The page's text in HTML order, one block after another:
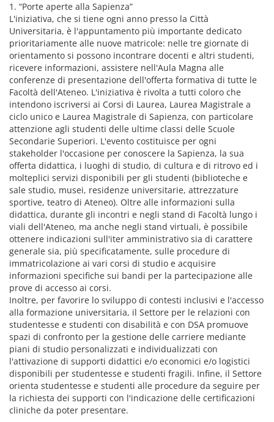
1. “Porte aperte alla Sapienza”
L'iniziativa, che si tiene ogni anno presso la Città
Universitaria, è l'appuntamento più importante dedicato
prioritariamente alle nuove matricole: nelle tre giornate di
orientamento si possono incontrare docenti e altri studenti,
ricevere informazioni, assistere nell'Aula Magna alle
conferenze di presentazione dell'offerta formativa di tutte le
Facoltà dell'Ateneo. L'iniziativa è rivolta a tutti coloro che
intendono iscriversi ai Corsi di Laurea, Laurea Magistrale a
ciclo unico e Laurea Magistrale di Sapienza, con particolare
attenzione agli studenti delle ultime classi delle Scuole
Secondarie Superiori. L'evento costituisce per ogni
stakeholder l'occasione per conoscere la Sapienza, la sua
offerta didattica, i luoghi di studio, di cultura e di ritrovo ed i
molteplici servizi disponibili per gli studenti (biblioteche e
sale studio, musei, residenze universitarie, attrezzature
sportive, teatro di Ateneo). Oltre alle informazioni sulla
didattica, durante gli incontri e negli stand di Facoltà lungo i
viali dell'Ateneo, ma anche negli stand virtuali, è possibile
ottenere indicazioni sull'iter amministrativo sia di carattere
generale sia, più specificatamente, sulle procedure di
immatricolazione ai vari corsi di studio e acquisire
informazioni specifiche sui bandi per la partecipazione alle
prove di accesso ai corsi.
Inoltre, per favorire lo sviluppo di contesti inclusivi e l'accesso
alla formazione universitaria, il Settore per le relazioni con
studentesse e studenti con disabilità e con DSA promuove
spazi di confronto per la gestione delle carriere mediante
piani di studio personalizzati e individualizzati con
l'attivazione di supporti didattici e/o economici e/o logistici
disponibili per studentesse e studenti fragili. Infine, il Settore
orienta studentesse e studenti alle procedure da seguire per
la richiesta dei supporti con l'indicazione delle certificazioni
cliniche da poter presentare.